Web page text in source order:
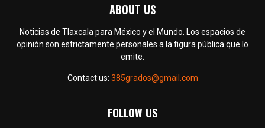
ABOUT US
Noticias de Tlaxcala para México y el Mundo. Los espacios de
opinión son estrictamente personales a la figura pública que lo
emite.
Contact us: 385grados@gmail.com
FOLLOW US